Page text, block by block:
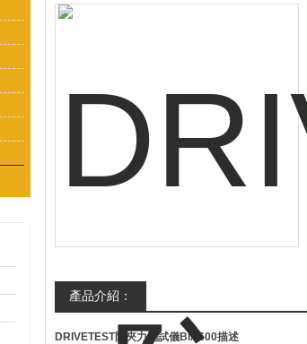
產品介紹：
DRIVETEST防夾力測試儀BIA600描述